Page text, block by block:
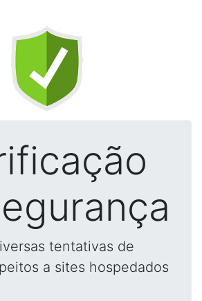
tentativas de
a sites hospedados